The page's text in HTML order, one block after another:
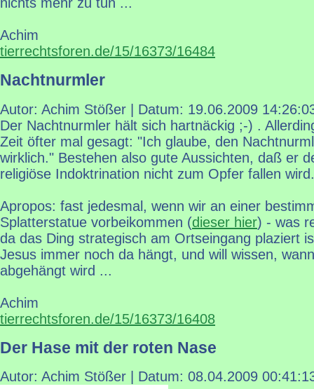
Achim
tierrechtsforen.de/15/16373/16484
Nachtnurmler
Autor: Achim Stößer | Datum: 19.06.2009
Der Nachtnurmler hält sich hartnäckig ;-) .
Zeit öfter mal gesagt: "Ich glaube, den
wirklich." Bestehen also gute Aussichten, daß er
religiöse Indoktrination nicht zum Opfer fallen wird.
Apropos: fast jedesmal, wenn wir an einer
Splatterstatue vorbeikommen (dieser hier) - was
da das Ding strategisch am Ortseingang plaziert
Jesus immer noch da hängt, und will wissen,
abgehängt wird ...
Achim
tierrechtsforen.de/15/16373/16408
Der Hase mit der roten Nase
Autor: Achim Stößer | Datum: 08.04.2009